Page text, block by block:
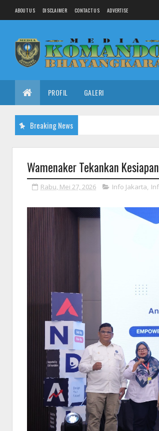
ABOUT US DISCLAIMER CONTACT US ADVERTISE
PROFIL GALERI
Breaking News
Wamenaker Tekankan
Rabu, Mei 27, 2026 Info Jakarta,